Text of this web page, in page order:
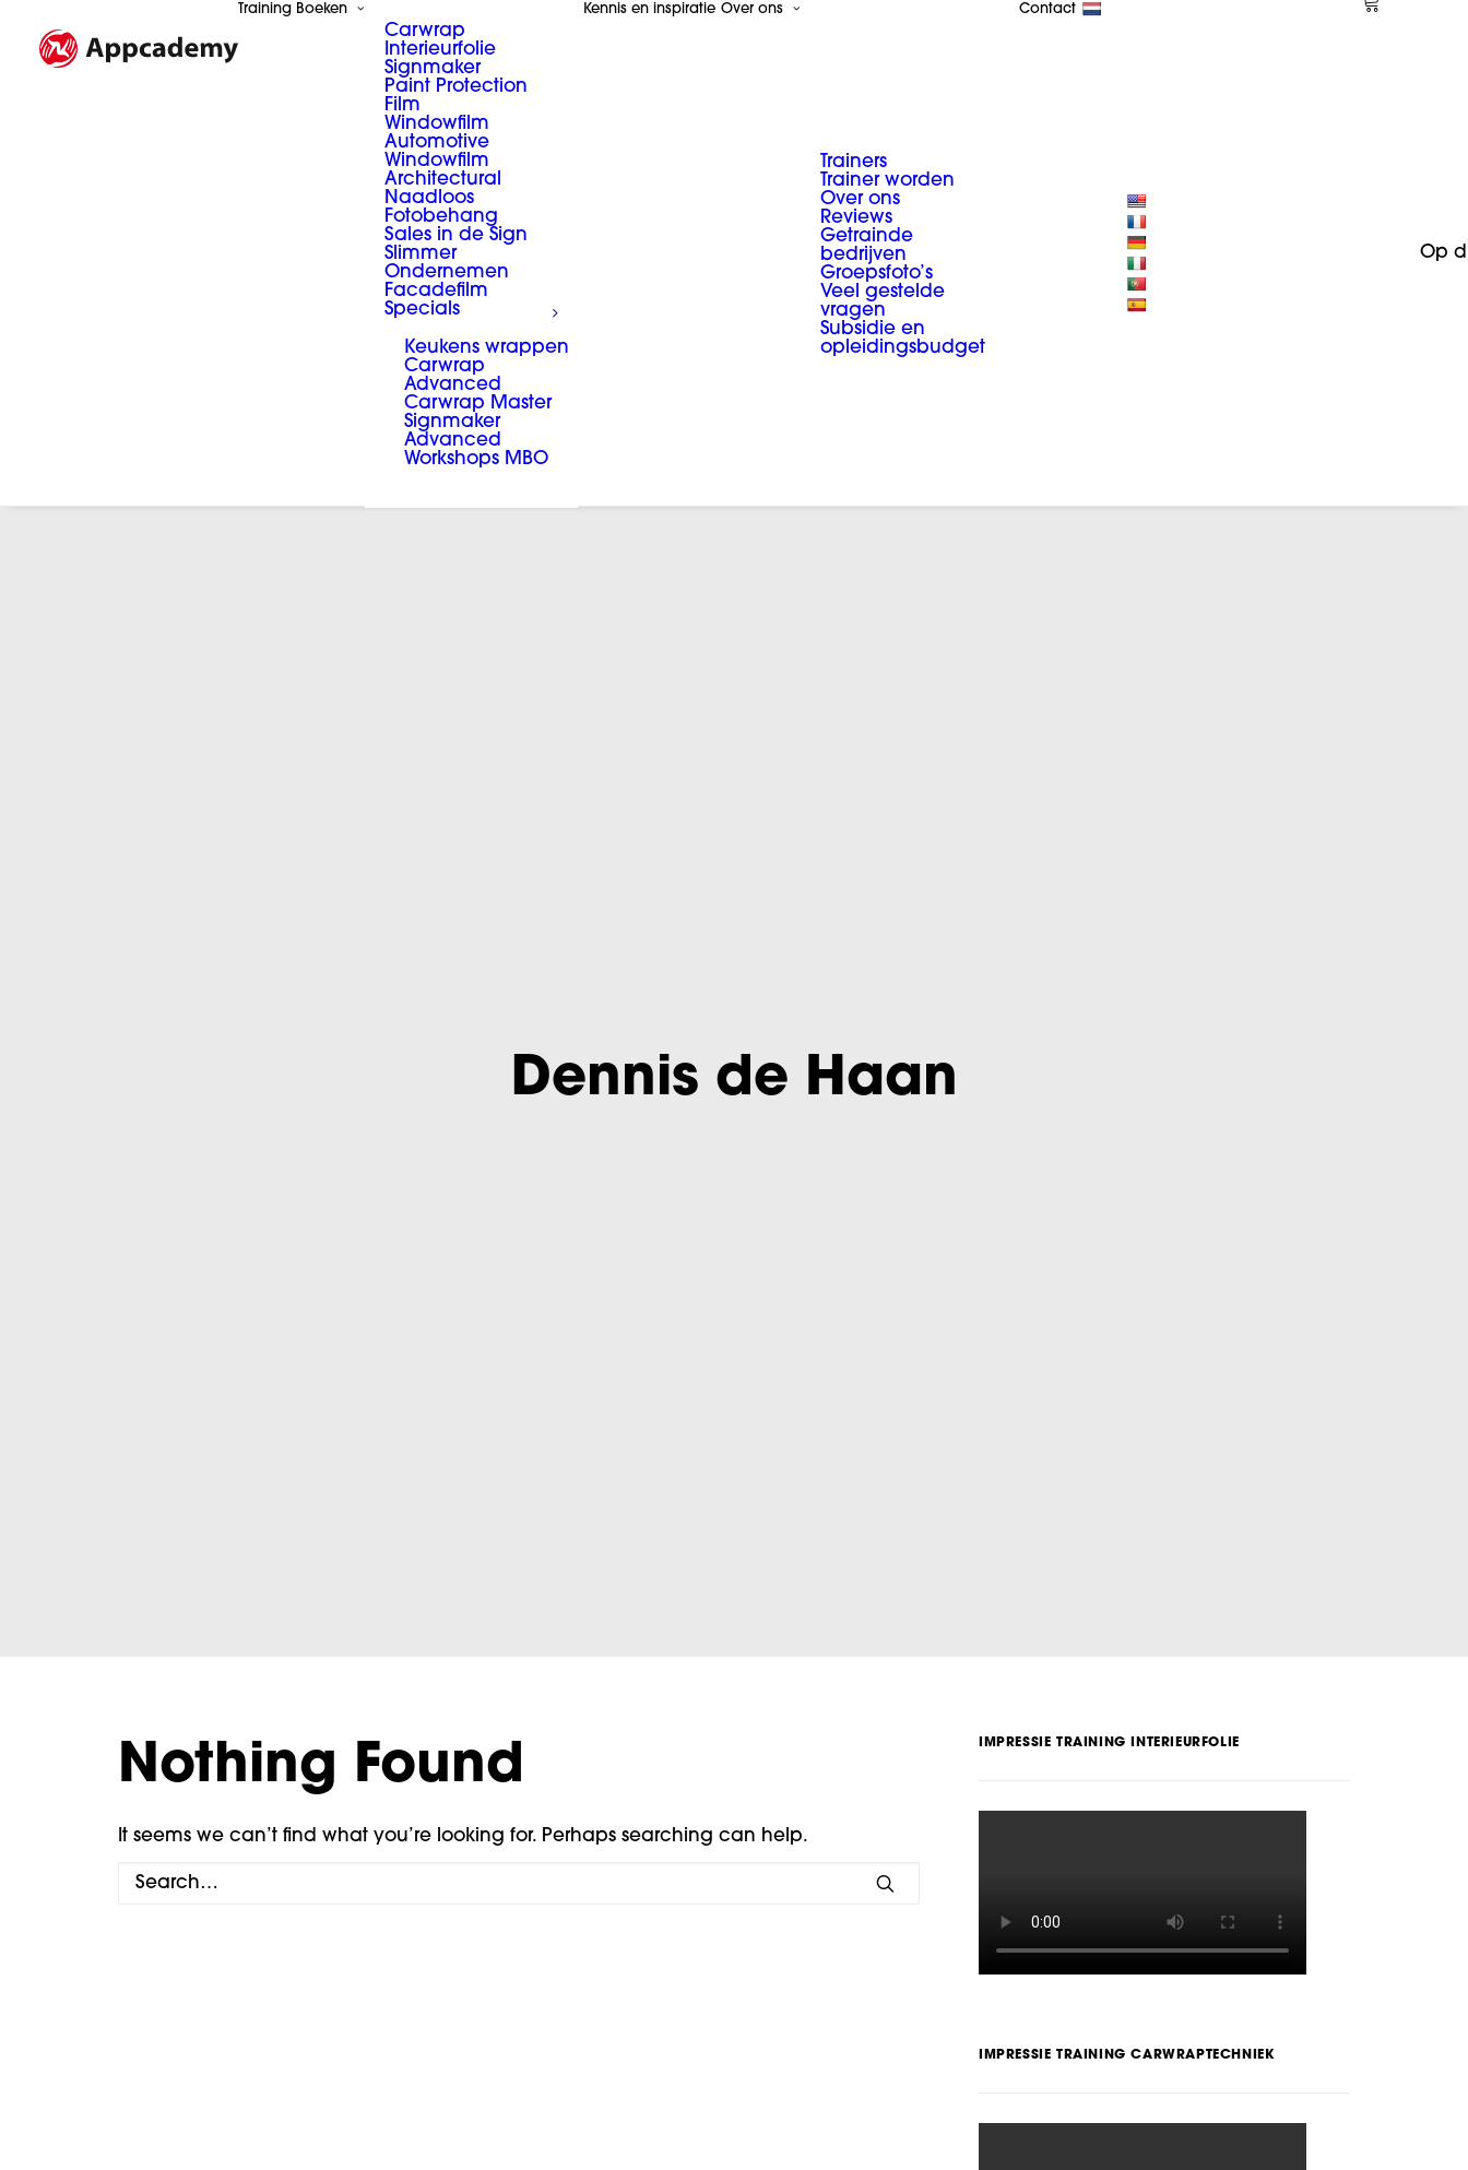
Training Boeken
Carwrap
Interieurfolie
Signmaker
Paint Protection
Film
Windowfilm
Automotive
Windowfilm
Architectural
Naadloos
Fotobehang
Sales in de Sign
Slimmer
Ondernemen
Facadefilm
Specials
Keukens wrappen
Carwrap
Advanced
Carwrap Master
Signmaker
Advanced
Workshops MBO
Kennis en inspiratie Over ons
Trainers
Trainer worden
Over ons
Reviews
Getrainde
bedrijven
Groepsfoto’s
Veel gestelde
vragen
Subsidie en
opleidingsbudget
Contact
Op
Dennis de Haan
Nothing Found
It seems we can’t find what you’re looking for. Perhaps searching can help.
IMPRESSIE TRAINING INTERIEURFOLIE
IMPRESSIE TRAINING CARWRAPTECHNIEK